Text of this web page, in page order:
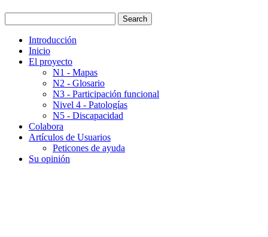
Introducción
Inicio
El proyecto
N1 - Mapas
N2 - Glosario
N3 - Participación funcional
Nivel 4 - Patologías
N5 - Discapacidad
Colabora
Artículos de Usuarios
Peticones de ayuda
Su opinión